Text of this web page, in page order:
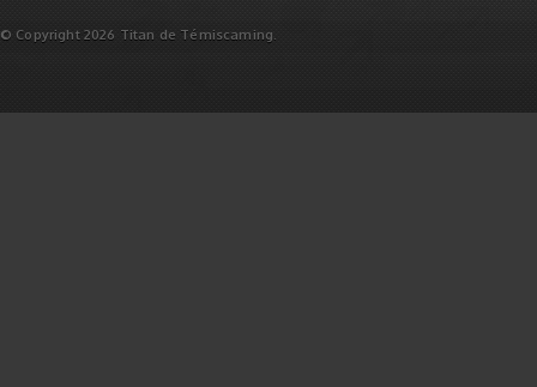
© Copyright 2026 Titan de Témiscaming.